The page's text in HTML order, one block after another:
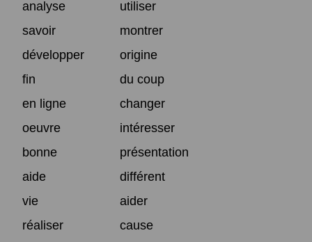
analyse
utiliser
savoir
montrer
développer
origine
fin
du coup
en ligne
changer
oeuvre
intéresser
bonne
présentation
aide
différent
vie
aider
réaliser
cause